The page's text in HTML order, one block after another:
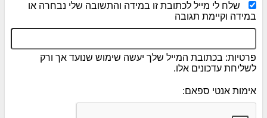
שלח לי מייל לכתובת זו במידה והתשובה שלי נבחרה או
במידה וקיימת תגובה
פרטיות: בכתובת המייל שלך יעשה שימוש שנועד אך ורק
לשליחת עדכונים אלו.
אימות אנטי ספאם: